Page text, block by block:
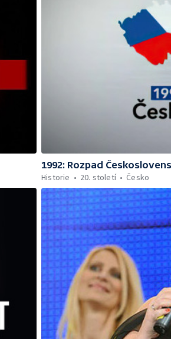
1992: Rozpad
Historie
20. století Česko